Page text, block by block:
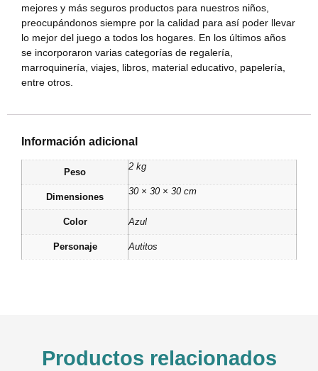
mejores y más seguros productos para nuestros niños,
preocupándonos siempre por la calidad para así poder llevar
lo mejor del juego a todos los hogares. En los últimos años
se incorporaron varias categorías de regalería,
marroquinería, viajes, libros, material educativo, papelería,
entre otros.
Información adicional
Peso
2 kg
Dimensiones
30 × 30 × 30 cm
Color Azul
Personaje Autitos
Productos relacionados